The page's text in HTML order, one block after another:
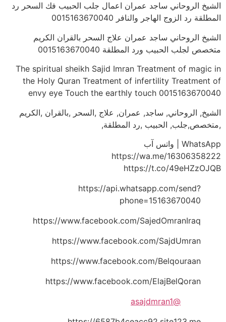
الشيخ الروحاني ساجد عمران اعمال جلب الحبيب فك السحر رد
المطلقة رد الزوج الهاجر والنافر 0015163670040
الشيخ الروحاني ساجد عمران علاج السحر بالقران الكريم
متخصص لجلب الحبيب ورد المطلقة 0015163670040
The spiritual sheikh Sajid Imran Treatment of magic in
the Holy Quran Treatment of infertility Treatment of
envy eye Touch the earthly touch 0015163670040
الشيخ, الروحاني, ساجد, عمران, علاج ,السحر ,بالقران ,الكريم
,متخصص,جلب, الحبيب ,رد المطلقة,
WhatsApp | واتس آب
https://wa.me/16306358222
https://t.co/49eHZzOJQB
https://api.whatsapp.com/send?
phone=15163670040
https://www.facebook.com/SajedOmranIraq
https://www.facebook.com/SajdUmran
https://www.facebook.com/Belqouraan
https://www.facebook.com/ElajBelQoran
@asajdmran1